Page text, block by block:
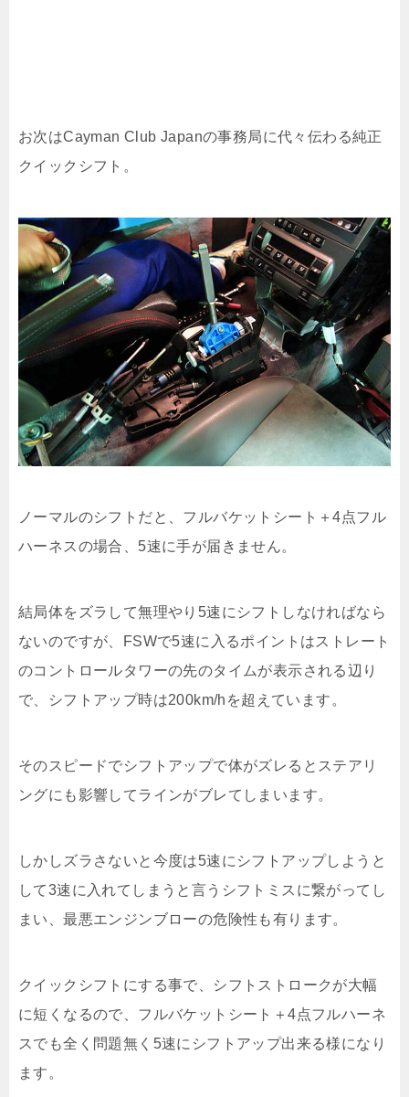
お次はCayman Club Japanの事務局に代々伝わる純正
クイックシフト。
ノーマルのシフトだと、フルバケットシート＋4点フル
ハーネスの場合、5速に手が届きません。
結局体をズラして無理やり5速にシフトしなければなら
ないのですが、FSWで5速に入るポイントはストレート
のコントロールタワーの先のタイムが表示される辺り
で、シフトアップ時は200km/hを超えています。
そのスピードでシフトアップで体がズレるとステアリ
ングにも影響してラインがブレてしまいます。
しかしズラさないと今度は5速にシフトアップしようと
して3速に入れてしまうと言うシフトミスに繋がってし
まい、最悪エンジンブローの危険性も有ります。
クイックシフトにする事で、シフトストロークが大幅
に短くなるので、フルバケットシート＋4点フルハーネ
スでも全く問題無く5速にシフトアップ出来る様になり
ます。